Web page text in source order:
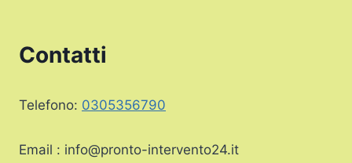
Contatti
Telefono: 0305356790
Email : info@pronto-intervento24.it